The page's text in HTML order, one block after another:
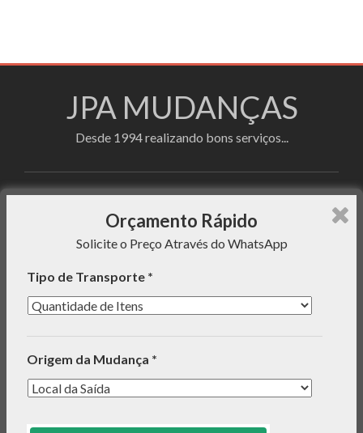
JPA MUDANÇAS
Desde 1994 realizando bons serviços...
orçamento rápido e enviaremos uma mensagem com o
preço do serviço para seu WhatsApp!
INFORMAÇÕES
Orçamento Rápido
Solicite o Preço Através do WhatsApp
Tipo de Transporte *
Origem da Mudança *